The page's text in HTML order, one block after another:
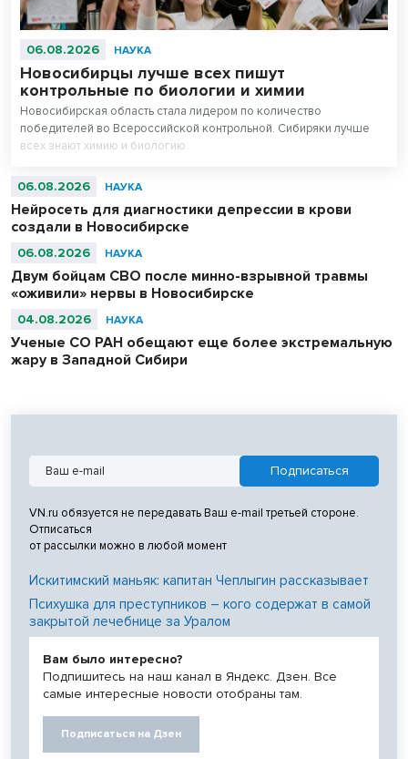
06.08.2026 НАУКА
Новосибирцы лучше всех пишут
контрольные по биологии и химии
Новосибирская область стала лидером по количество
победителей во Всероссийской контрольной. Сибиряки лучше
всех знают химию и биологию.
06.08.2026 НАУКА
Нейросеть для диагностики депрессии в крови
создали в Новосибирске
06.08.2026 НАУКА
Двум бойцам СВО после минно-взрывной травмы
«оживили» нервы в Новосибирске
04.08.2026 НАУКА
Ученые СО РАН обещают еще более экстремальную
жару в Западной Сибири
VN.ru обязуется не передавать Ваш e-mail третьей стороне.
Отписаться
от рассылки можно в любой момент
Искитимский маньяк: капитан Чеплыгин рассказывает
Психушка для преступников – кого содержат в самой
закрытой лечебнице за Уралом
Вам было интересно?
Подпишитесь на наш канал в Яндекс. Дзен. Все
самые интересные новости отобраны там.
Подписаться на Дзен